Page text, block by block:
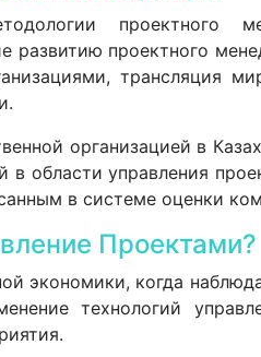
развитию проектного
трансляция
организацией в
в области управления
в системе оценки
Проектами?
экономики, когда
технологий